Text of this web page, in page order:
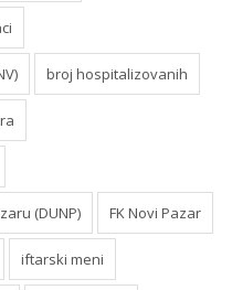
broj hospitalizovanih
(DUNP) FK Novi Pazar
iftarski meni